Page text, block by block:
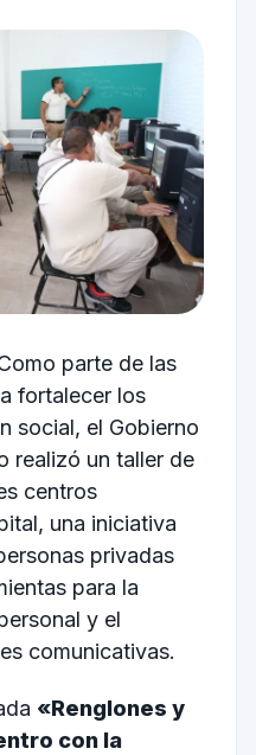
parte de las
fortalecer los
social, el Gobierno
realizó un taller de
centros
una iniciativa
privadas
para la
y el
comunicativas.
«Renglones y
con la